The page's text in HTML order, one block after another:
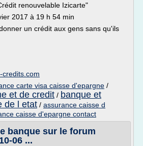
renouvelable Izicarte"
2017 à 19 h 54 min
un crédit aux gens sans qu'ils
credits.com
carte visa caisse d'epargne /
et de credit / banque et
de l etat / assurance caisse d
caisse d'epargne contact
banque sur le forum
06 ...